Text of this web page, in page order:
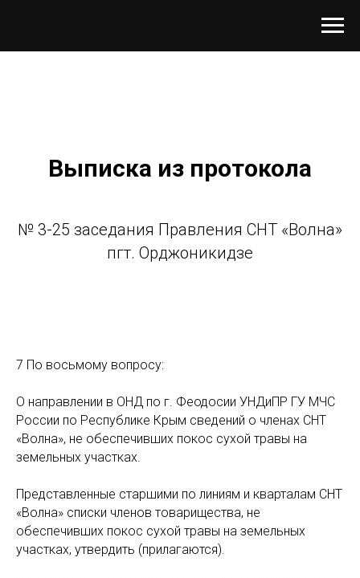
Выписка из протокола
№ 3-25 заседания Правления СНТ «Волна»
пгт. Орджоникидзе
7 По восьмому вопросу:
О направлении в ОНД по г. Феодосии УНДиПР ГУ МЧС
России по Республике Крым сведений о членах СНТ
«Волна», не обеспечивших покос сухой травы на
земельных участках.
Представленные старшими по линиям и кварталам СНТ
«Волна» списки членов товарищества, не
обеспечивших покос сухой травы на земельных
участках, утвердить (прилагаются).